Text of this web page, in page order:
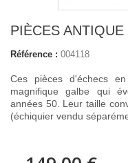
PIÈCES ANTIQUE
Référence : 004118
Ces pièces d'échecs
magnifique galbe qui
années 50. Leur taille
(échiquier vendu